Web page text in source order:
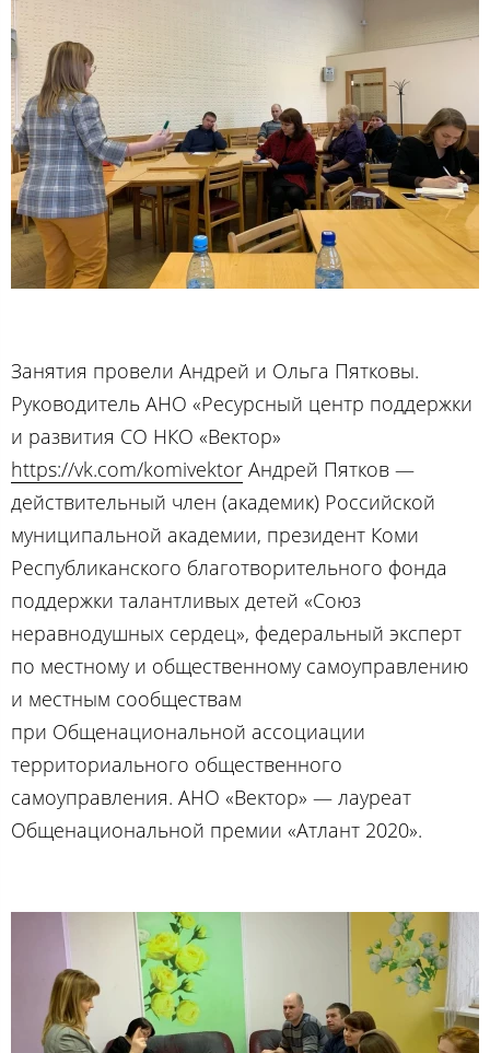
Занятия провели Андрей и Ольга Пятковы.
Руководитель АНО «Ресурсный центр поддержки
и развития СО НКО «Вектор»
https://vk.com/komivektor Андрей Пятков —
действительный член (академик) Российской
муниципальной академии, президент Коми
Республиканского благотворительного фонда
поддержки талантливых детей «Союз
неравнодушных сердец», федеральный эксперт
по местному и общественному самоуправлению
и местным сообществам
при Общенациональной ассоциации
территориального общественного
самоуправления. АНО «Вектор» — лауреат
Общенациональной премии «Атлант 2020».